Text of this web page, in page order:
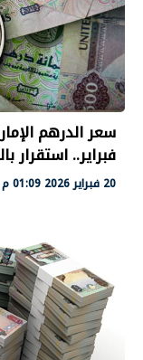
فبراير.. استقرار
20 فبراير 2026 01:09 م